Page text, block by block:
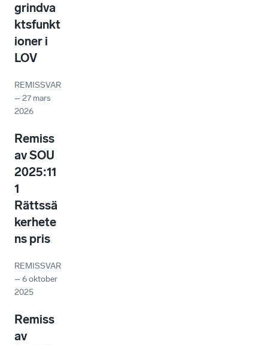
grindva
ktsfunkt
ioner i
LOV
REMISSVAR
–27 mars
2026
Remiss
av SOU
2025:11
1
Rättssä
kerhete
ns pris
REMISSVAR
–6 oktober
2025
Remiss
av